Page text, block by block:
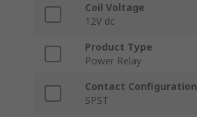
Coil Voltage
12V dc
Product Type
Power Relay
Contact Configuration
SPST